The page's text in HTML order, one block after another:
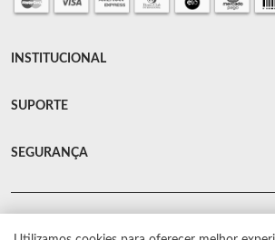
INSTITUCIONAL
SUPORTE
SEGURANÇA